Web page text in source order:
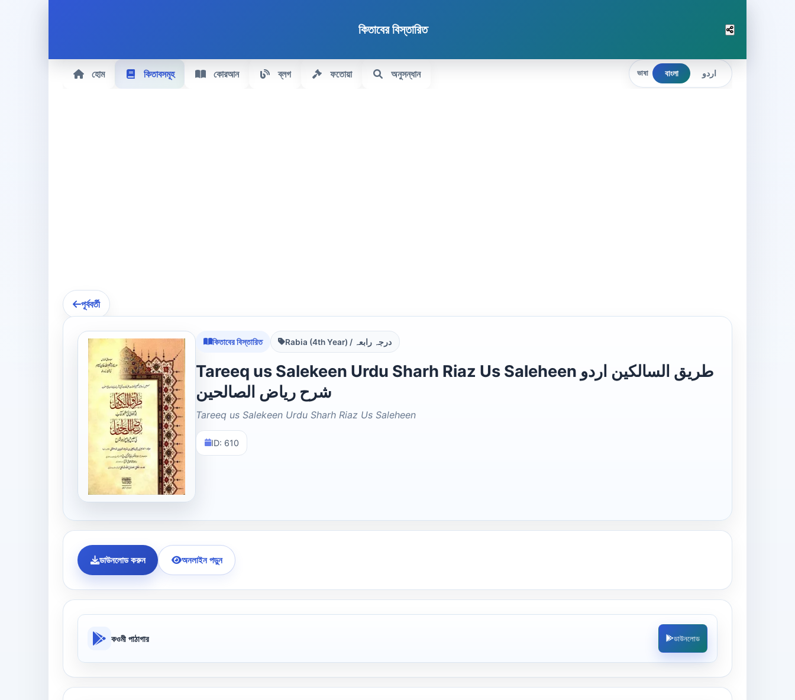
কিতাবের বিস্তারিত
হোম কিতাবসমূহ কোরআন ব্লগ ফতোয়া অনুসন্ধান ভাষা বাংলা اردو
পূর্ববর্তী
কিতাবের বিস্তারিত Rabia (4th Year) / درجہ رابعہ
Tareeq us Salekeen Urdu Sharh Riaz Us Saleheen طریق السالکین اردو
شرح ریاض الصالحین
Tareeq us Salekeen Urdu Sharh Riaz Us Saleheen
ID: 610
ডাউনলোড করুন অনলাইন পড়ুন
কওমী পাঠাগার ডাউনলোড